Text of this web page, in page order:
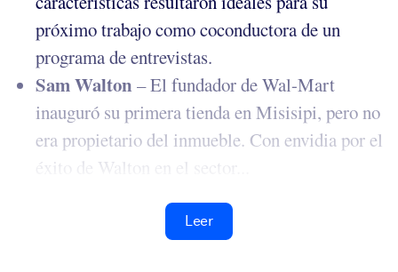
próximo trabajo como coconductora de un
programa de entrevistas.
Sam Walton – El fundador de Wal-Mart
inauguró su primera tienda en Misisipi, pero no
era propietario del inmueble. Con envidia por el
éxito de Walton en el sector...
Leer